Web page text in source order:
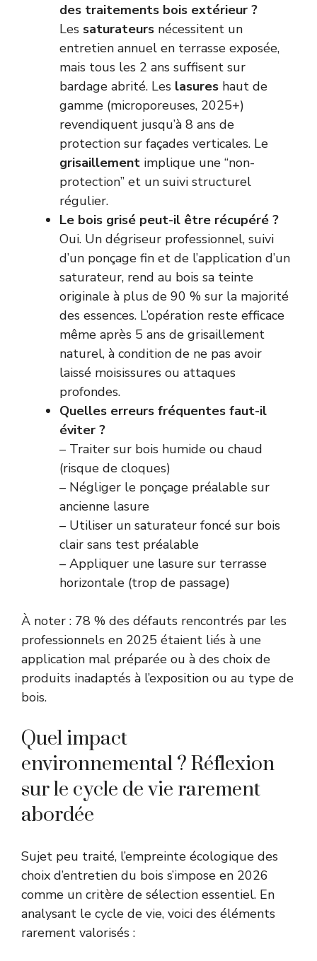
des traitements bois extérieur ?
Les saturateurs nécessitent un
entretien annuel en terrasse exposée,
mais tous les 2 ans suffisent sur
bardage abrité. Les lasures haut de
gamme (microporeuses, 2025+)
revendiquent jusqu’à 8 ans de
protection sur façades verticales. Le
grisaillement implique une “non-
protection” et un suivi structurel
régulier.
Le bois grisé peut-il être récupéré ?
Oui. Un dégriseur professionnel, suivi
d’un ponçage fin et de l’application d’un
saturateur, rend au bois sa teinte
originale à plus de 90 % sur la majorité
des essences. L’opération reste efficace
même après 5 ans de grisaillement
naturel, à condition de ne pas avoir
laissé moisissures ou attaques
profondes.
Quelles erreurs fréquentes faut-il
éviter ?
– Traiter sur bois humide ou chaud
(risque de cloques)
– Négliger le ponçage préalable sur
ancienne lasure
– Utiliser un saturateur foncé sur bois
clair sans test préalable
– Appliquer une lasure sur terrasse
horizontale (trop de passage)
À noter : 78 % des défauts rencontrés par les
professionnels en 2025 étaient liés à une
application mal préparée ou à des choix de
produits inadaptés à l’exposition ou au type de
bois.
Quel impact
environnemental ? Réflexion
sur le cycle de vie rarement
abordée
Sujet peu traité, l’empreinte écologique des
choix d’entretien du bois s’impose en 2026
comme un critère de sélection essentiel. En
analysant le cycle de vie, voici des éléments
rarement valorisés :